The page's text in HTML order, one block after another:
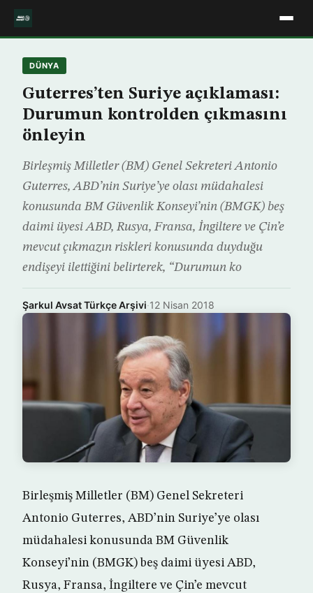
DÜNYA
Guterres’ten Suriye açıklaması:
Durumun kontrolden çıkmasını
önleyin
Birleşmiş Milletler (BM) Genel Sekreteri Antonio
Guterres, ABD’nin Suriye’ye olası müdahalesi
konusunda BM Güvenlik Konseyi’nin (BMGK) beş
daimi üyesi ABD, Rusya, Fransa, İngiltere ve Çin’e
mevcut çıkmazın riskleri konusunda duyduğu
endişeyi ilettiğini belirterek, “Durumun ko
Şarkul Avsat Türkçe Arşivi·12 Nisan 2018
Birleşmiş Milletler (BM) Genel Sekreteri
Antonio Guterres, ABD’nin Suriye’ye olası
müdahalesi konusunda BM Güvenlik
Konseyi’nin (BMGK) beş daimi üyesi ABD,
Rusya, Fransa, İngiltere ve Çin’e mevcut